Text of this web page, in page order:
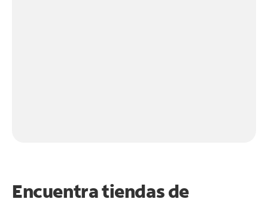
Encuentra tiendas de